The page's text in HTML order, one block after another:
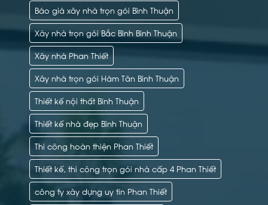
Báo giá xây nhà trọn gói Bình Thuận
Xây nhà trọn gói Bắc Bình Bình Thuận
Xây nhà Phan Thiết
Xây nhà trọn gói Hàm Tân Bình Thuận
Thiết kế nội thất Bình Thuận
Thiết kế nhà đẹp Bình Thuận
Thi công hoàn thiện Phan Thiết
Thiết kế, thi công trọn gói nhà cấp 4 Phan Thiết
công ty xây dựng uy tín Phan Thiết